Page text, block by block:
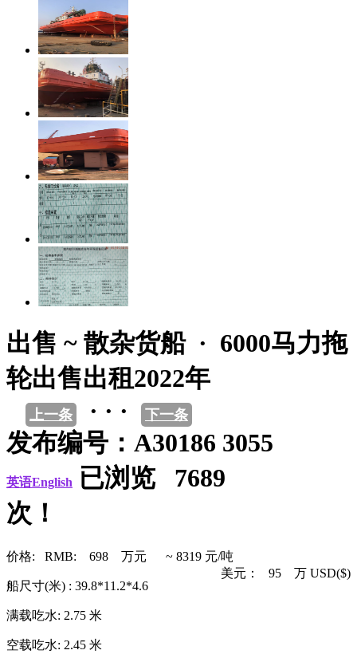
出售 ~ 散杂货船 · 6000马力拖
轮出售出租2022年
上一条 · · · 下一条
发布编号：A30186 3055
英语English
已浏览 7689
次！
价格: RMB: 698 万元 ~ 8319 元/吨
美元： 95 万 USD($)
船尺寸(米) : 39.8*11.2*4.6
满载吃水: 2.75 米
空载吃水: 2.45 米